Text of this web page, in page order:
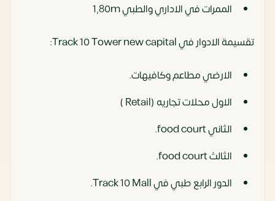
الممرات في الاداري والطبي 1,80m
تقسيمة الادوار في Track 10 Tower new capital:
الارضي مطاعم وكافيهات.
الاول محلات تجاريه (Retail )
الثاني food court.
الثالث food court.
الدور الرابع طبي في Track 10 Mall.